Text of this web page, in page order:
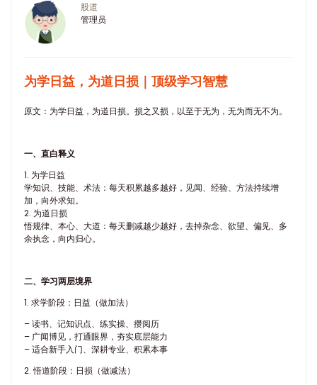
股道
管理员
为学日益，为道日损｜顶级学习智慧
原文：为学日益，为道日损。损之又损，以至于无为，无为而无不为。
一、直白释义
1. 为学日益
学知识、技能、术法：每天积累越多越好，见闻、经验、方法持续增
加，向外求知。
2. 为道日损
悟规律、本心、大道：每天删减越少越好，去掉杂念、欲望、偏见、多
余执念，向内归心。
二、学习两层境界
1. 求学阶段：日益（做加法）
– 读书、记知识点、练实操、攒阅历
– 广闻博见，打通眼界，夯实底层能力
– 适合新手入门、深耕专业、积累本事
2. 悟道阶段：日损（做减法）